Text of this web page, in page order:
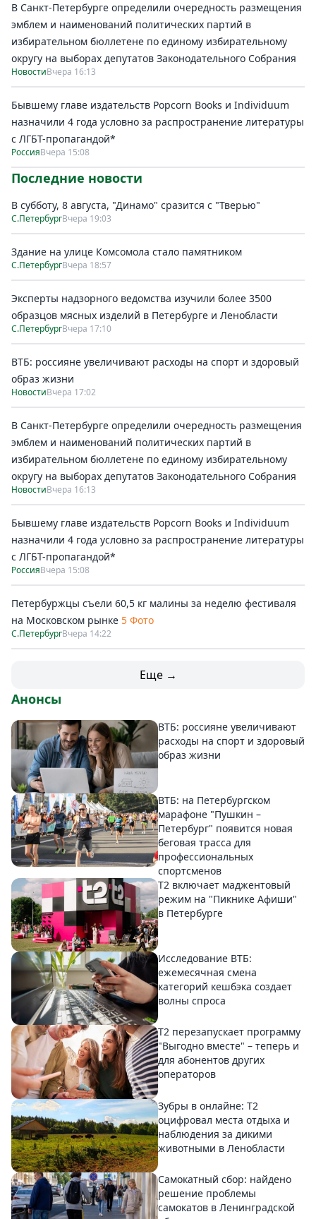
В Санкт-Петербурге определили очередность размещения
эмблем и наименований политических партий в
избирательном бюллетене по единому избирательному
округу на выборах депутатов Законодательного Собрания
НовостиВчера 16:13
Бывшему главе издательств Popcorn Books и Individuum
назначили 4 года условно за распространение литературы
с ЛГБТ-пропагандой*
РоссияВчера 15:08
Последние новости
В субботу, 8 августа, "Динамо" сразится с "Тверью"
С.ПетербургВчера 19:03
Здание на улице Комсомола стало памятником
С.ПетербургВчера 18:57
Эксперты надзорного ведомства изучили более 3500
образцов мясных изделий в Петербурге и Ленобласти
С.ПетербургВчера 17:10
ВТБ: россияне увеличивают расходы на спорт и здоровый
образ жизни
НовостиВчера 17:02
В Санкт-Петербурге определили очередность размещения
эмблем и наименований политических партий в
избирательном бюллетене по единому избирательному
округу на выборах депутатов Законодательного Собрания
НовостиВчера 16:13
Бывшему главе издательств Popcorn Books и Individuum
назначили 4 года условно за распространение литературы
с ЛГБТ-пропагандой*
РоссияВчера 15:08
Петербуржцы съели 60,5 кг малины за неделю фестиваля
на Московском рынке 5 Фото
С.ПетербургВчера 14:22
Еще →
Анонсы
ВТБ: россияне увеличивают
расходы на спорт и здоровый
образ жизни
ВТБ: на Петербургском
марафоне "Пушкин –
Петербург" появится новая
беговая трасса для
профессиональных
спортсменов
Т2 включает маджентовый
режим на "Пикнике Афиши"
в Петербурге
Исследование ВТБ:
ежемесячная смена
категорий кешбэка создает
волны спроса
Т2 перезапускает программу
"Выгодно вместе" – теперь и
для абонентов других
операторов
Зубры в онлайне: Т2
оцифровал места отдыха и
наблюдения за дикими
животными в Ленобласти
Самокатный сбор: найдено
решение проблемы
самокатов в Ленинградской